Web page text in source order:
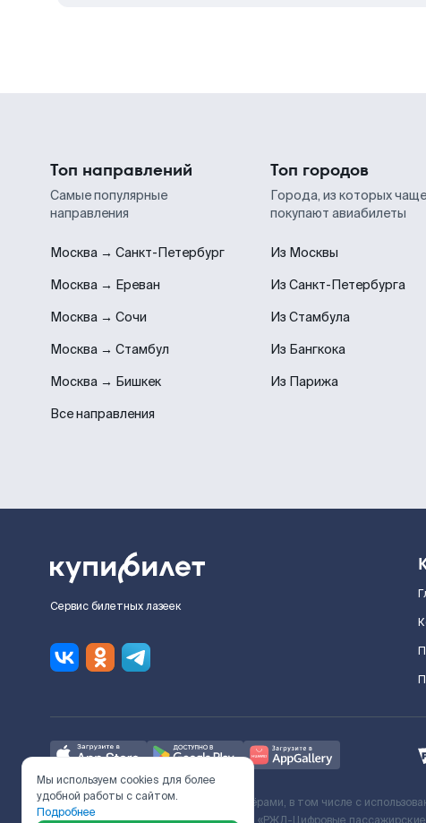
Топ направлений
Самые популярные
направления
Москва → Санкт-Петербург
Москва → Ереван
Москва → Сочи
Москва → Стамбул
Москва → Бишкек
Все направления
Топ городов
Города, из которых чаще
покупают авиабилеты
Из Москвы
Из Санкт-Петербурга
Из Стамбула
Из Бангкока
Из Парижа
Сервис билетных лазеек
Ж/Д билеты предоставляются партнёрами, в том числе с
Мы используем cookies для более
удобной работы с сайтом.
Подробнее